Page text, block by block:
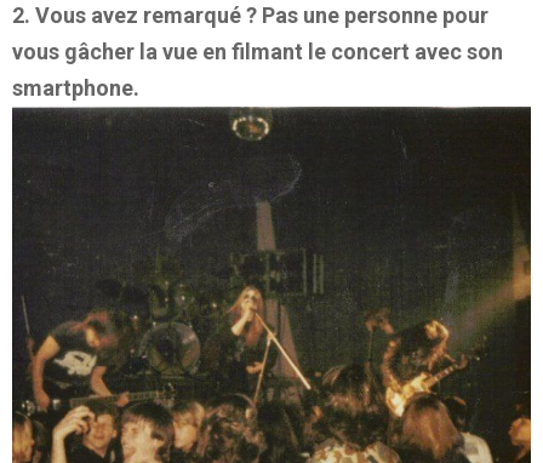
2. Vous avez remarqué ? Pas une personne pour
vous gâcher la vue en filmant le concert avec son
smartphone.